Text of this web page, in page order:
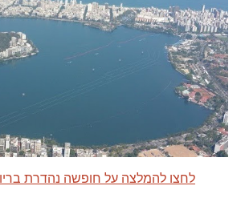
<< לחצו להמלצה על חופשה נהדרת בריו